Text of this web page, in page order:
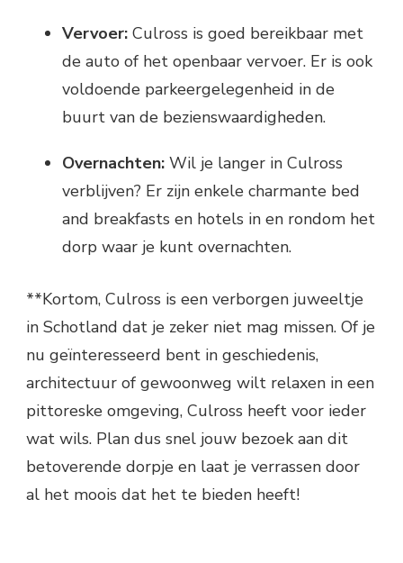
Vervoer: Culross is goed bereikbaar met
de auto of het openbaar vervoer. Er is ook
voldoende parkeergelegenheid in de
buurt van de bezienswaardigheden.
Overnachten: Wil je langer in Culross
verblijven? Er zijn enkele charmante bed
and breakfasts en hotels in en rondom het
dorp waar je kunt overnachten.
**Kortom, Culross is een verborgen juweeltje
in Schotland dat je zeker niet mag missen. Of je
nu geïnteresseerd bent in geschiedenis,
architectuur of gewoonweg wilt relaxen in een
pittoreske omgeving, Culross heeft voor ieder
wat wils. Plan dus snel jouw bezoek aan dit
betoverende dorpje en laat je verrassen door
al het moois dat het te bieden heeft!